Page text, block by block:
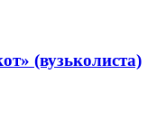
(вузьколиста)